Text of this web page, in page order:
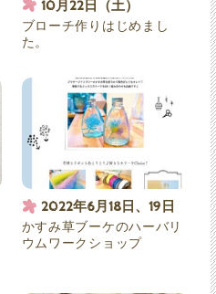
10月22日（土）
ブローチ作りはじめまし
た。
2022年6月18日、19日
かすみ草ブーケのハーバリ
ウムワークショップ